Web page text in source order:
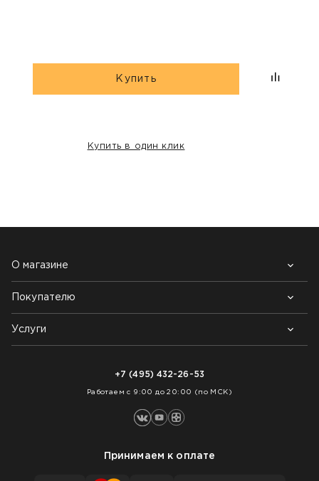
Купить
Купить в один клик
О магазине
Почему выбирают нас
Контакты
Блог
Покупателю
Возврат товара
Как заказать
Услуги
+7 (495) 432-26-53
Работаем с 9:00 до 20:00 (по МСК)
Принимаем к оплате